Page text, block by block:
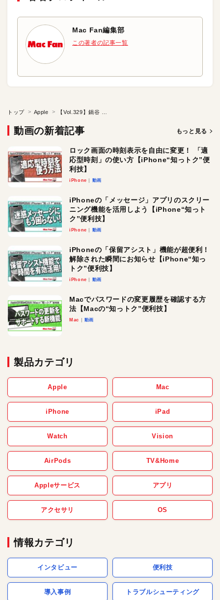
Mac Fan編集部
この著者の記事一覧
トップ Apple
動画の新着記事 もっと見る
ロック画面の時刻表示を自由に変更！ 「適
応型時刻」の使い方【iPhone“知っトク”便
利技】
iPhone 動画
iPhoneの「メッセージ」アプリのスクリー
ニング機能を活用しよう【iPhone“知っト
ク”便利技】
iPhone 動画
iPhoneの「保留アシスト」機能が超便利！
解除された瞬間にお知らせ【iPhone“知っ
トク”便利技】
iPhone 動画
Macでパスワードの変更履歴を確認する方
法【Macの“知っトク”便利技】
Mac 動画
製品カテゴリ
Apple Mac
iPhone iPad
Watch Vision
AirPods TV&Home
Appleサービス アプリ
アクセサリ OS
情報カテゴリ
インタビュー 便利技
導入事例 トラブルシューティング